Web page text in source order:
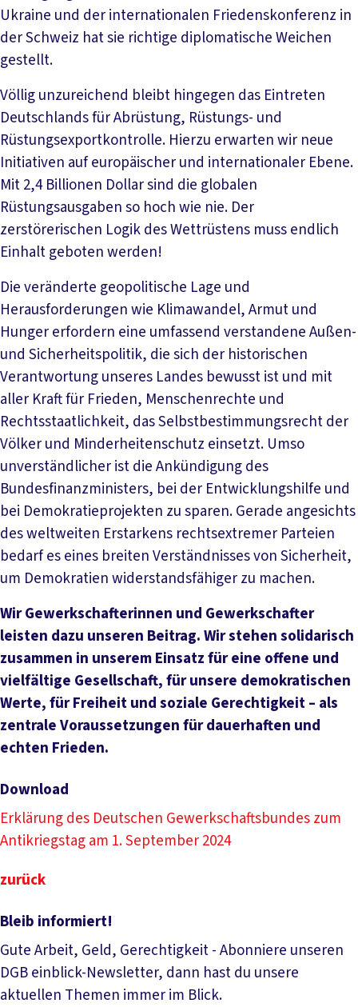
Ukraine und der internationalen Friedenskonferenz in
der Schweiz hat sie richtige diplomatische Weichen
gestellt.
Völlig unzureichend bleibt hingegen das Eintreten
Deutschlands für Abrüstung, Rüstungs- und
Rüstungsexportkontrolle. Hierzu erwarten wir neue
Initiativen auf europäischer und internationaler Ebene.
Mit 2,4 Billionen Dollar sind die globalen
Rüstungsausgaben so hoch wie nie. Der
zerstörerischen Logik des Wettrüstens muss endlich
Einhalt geboten werden!
Die veränderte geopolitische Lage und
Herausforderungen wie Klimawandel, Armut und
Hunger erfordern eine umfassend verstandene Außen-
und Sicherheitspolitik, die sich der historischen
Verantwortung unseres Landes bewusst ist und mit
aller Kraft für Frieden, Menschenrechte und
Rechtsstaatlichkeit, das Selbstbestimmungsrecht der
Völker und Minderheitenschutz einsetzt. Umso
unverständlicher ist die Ankündigung des
Bundesfinanzministers, bei der Entwicklungshilfe und
bei Demokratieprojekten zu sparen. Gerade angesichts
des weltweiten Erstarkens rechtsextremer Parteien
bedarf es eines breiten Verständnisses von Sicherheit,
um Demokratien widerstandsfähiger zu machen.
Wir Gewerkschafterinnen und Gewerkschafter
leisten dazu unseren Beitrag. Wir stehen solidarisch
zusammen in unserem Einsatz für eine offene und
vielfältige Gesellschaft, für unsere demokratischen
Werte, für Freiheit und soziale Gerechtigkeit – als
zentrale Voraussetzungen für dauerhaften und
echten Frieden.
Download
Erklärung des Deutschen Gewerkschaftsbundes zum
Antikriegstag am 1. September 2024
zurück
Bleib informiert!
Gute Arbeit, Geld, Gerechtigkeit - Abonniere unseren
DGB einblick-Newsletter, dann hast du unsere
aktuellen Themen immer im Blick.